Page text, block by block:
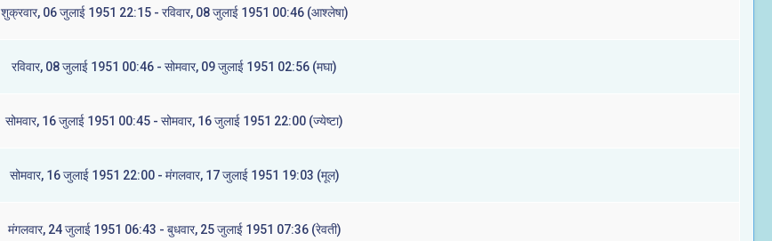
शुक्रवार, 06 जुलाई 1951 22:15 - रविवार, 08 जुलाई 1951 00:46 (आश्लेषा)
रविवार, 08 जुलाई 1951 00:46 - सोमवार, 09 जुलाई 1951 02:56 (मघा)
सोमवार, 16 जुलाई 1951 00:45 - सोमवार, 16 जुलाई 1951 22:00 (ज्येष्टा)
सोमवार, 16 जुलाई 1951 22:00 - मंगलवार, 17 जुलाई 1951 19:03 (मूल)
मंगलवार, 24 जुलाई 1951 06:43 - बुधवार, 25 जुलाई 1951 07:36 (रेवती)